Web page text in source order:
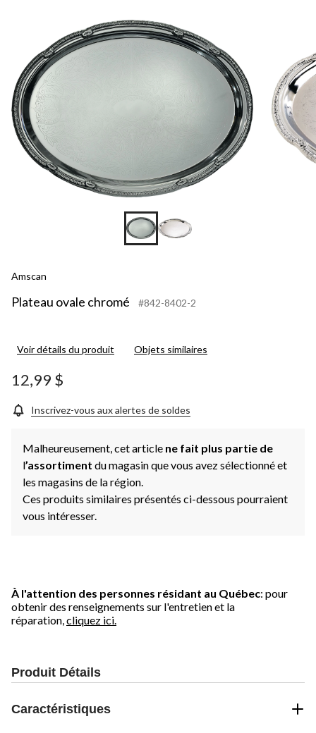
Amscan
Plateau ovale chromé #842-8402-2
Voir détails du produit Objets similaires
12,99 $
Inscrivez-vous aux alertes de soldes
Malheureusement, cet article ne fait plus partie de
l’assortiment du magasin que vous avez sélectionné et
les magasins de la région.
Ces produits similaires présentés ci-dessous pourraient
vous intéresser.
À l'attention des personnes résidant au Québec: pour
obtenir des renseignements sur l'entretien et la
réparation, cliquez ici.
Produit Détails
Caractéristiques